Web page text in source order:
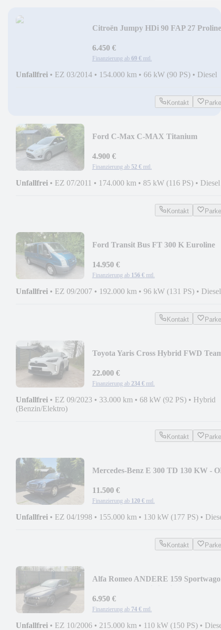
Citroën Jumpy HDi 90 FAP 27 Proline
6.450 €
Finanzierung ab 69 € mtl.
Unfallfrei • EZ 03/2014 • 154.000 km • 66 kW (90 PS) • Diesel
Kontakt
Ford C-Max C-MAX Titanium
4.900 €
Finanzierung ab 52 € mtl.
Unfallfrei • EZ 07/2011 • 174.000 km • 85 kW (116 PS) • Diesel
Kontakt
Ford Transit Bus FT 300 K Euroline
14.950 €
Finanzierung ab 156 € mtl.
Unfallfrei • EZ 09/2007 • 192.000 km • 96 kW (131 PS) • Diesel
Kontakt
Toyota Yaris Cross Hybrid FWD
22.000 €
Finanzierung ab 234 € mtl.
Unfallfrei • EZ 09/2023 • 33.000 km • 68 kW (92 PS) • Hybrid
(Benzin/Elektro)
Kontakt
Mercedes-Benz E 300 TD 130 KW -
11.500 €
Finanzierung ab 120 € mtl.
Unfallfrei • EZ 04/1998 • 155.000 km • 130 kW (177 PS) •
Kontakt
Alfa Romeo ANDERE 159
6.950 €
Finanzierung ab 74 € mtl.
Unfallfrei • EZ 10/2006 • 215.000 km • 110 kW (150 PS) •